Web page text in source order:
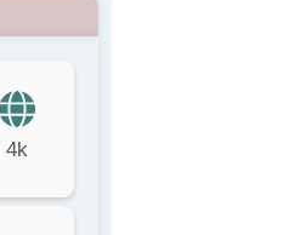
4k